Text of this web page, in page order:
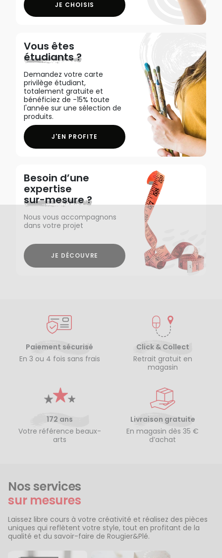
JE CHOISIS
Vous êtes
étudiants ?
Demandez votre carte
privilège étudiant,
totalement gratuite et
bénéficiez de -15% toute
l'année sur une sélection de
produits.
J'EN PROFITE
Besoin d’une
expertise
sur-mesure ?
Nous vous accompagnons
dans votre projet
JE DÉCOUVRE
Paiement sécurisé
En 3 ou 4 fois sans frais
Click & Collect
Retrait gratuit en
magasin
172 ans
Votre référence beaux-
arts
Livraison gratuite
En magasin dès 35 €
d’achat
Nos services
sur mesures
Laissez libre cours à votre créativité et réalisez des pièces
uniques qui reflètent votre style, tout en profitant de la
qualité et du savoir-faire de Rougier&Plé.